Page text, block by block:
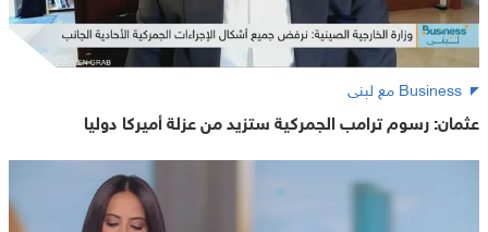
Business مع لبنى
عثمان: رسوم ترامب الجمركية ستزيد من عزلة أميركا دوليا